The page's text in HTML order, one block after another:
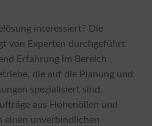
interessiert? Die
von Experten durchgeführt
Erfahrung im Bereich
die auf die Planung und
spezialisiert sind,
aus Hohenöllen und
einen unverbindlichen